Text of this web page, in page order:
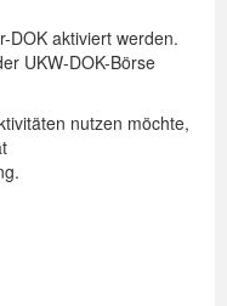
DOK aktiviert werden.
UKW-DOK-Börse
nutzen möchte,